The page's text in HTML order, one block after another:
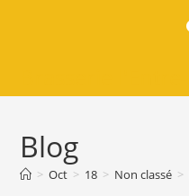
Blog
> Oct > 18 > Non classé >